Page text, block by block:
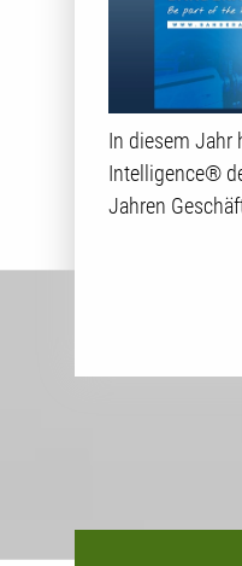
In diesem Jahr
Intelligence®
Jahren